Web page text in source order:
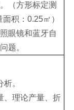
（方形标定测
积：0.25㎡）
眼镜和蓝牙自
题。
。
、理论产量、折